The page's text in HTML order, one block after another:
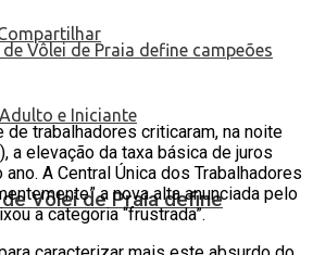
Vôlei de Praia define
trabalhadores criticaram, na noite
a elevação da taxa básica de juros
A Central Única dos Trabalhadores
a nova alta anunciada pelo
a categoria “frustrada”.